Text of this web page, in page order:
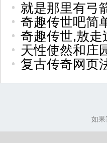
就是那里有弓
奇趣传世吧简
奇趣传世,敖走
天性使然和庄
复古传奇网页
如果